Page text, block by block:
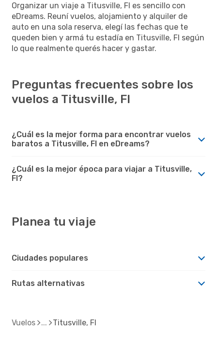
Organizar un viaje a Titusville, Fl es sencillo con
eDreams. Reuní vuelos, alojamiento y alquiler de
auto en una sola reserva, elegí las fechas que te
queden bien y armá tu estadía en Titusville, Fl según
lo que realmente querés hacer y gastar.
Preguntas frecuentes sobre los
vuelos a Titusville, Fl
¿Cuál es la mejor forma para encontrar vuelos
baratos a Titusville, Fl en eDreams?
¿Cuál es la mejor época para viajar a Titusville,
Fl?
Planea tu viaje
Ciudades populares
Rutas alternativas
Vuelos Titusville, Fl